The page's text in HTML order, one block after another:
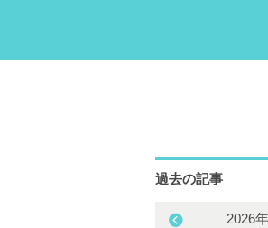
過去の記事
2026